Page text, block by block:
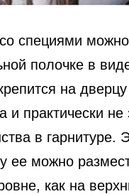
специями
полочке в
на
и практически не
в гарнитуре.
ее можно
как на